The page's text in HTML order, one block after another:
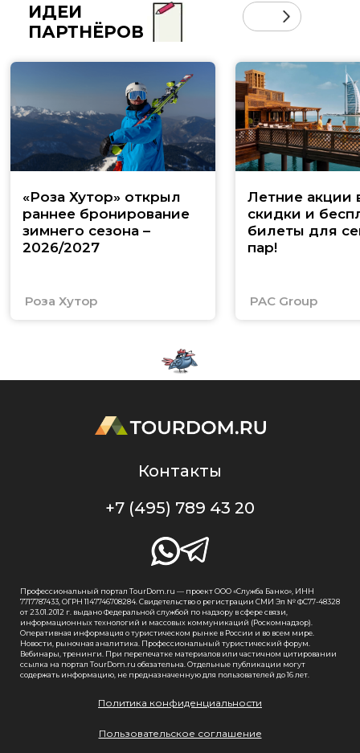
ИДЕИ
ПАРТНЁРОВ
«Роза Хутор» открыл
раннее бронирование
зимнего сезона –
2026/2027
Роза Хутор
Летние акции
скидки и
билеты для
пар!
PAC Group
Контакты
+7 (495) 789 43 20
Профессиональный портал TourDom.ru — проект ООО «Служба Банко», ИНН
7717787433, ОГРН 1147746708284. Свидетельство о регистрации СМИ Эл № ФС77-48328
от 23.01.2012 г. выдано Федеральной службой по надзору в сфере связи,
информационных технологий и массовых коммуникаций (Роскомнадзор).
Оперативная информация о туристическом рынке в России и во всем мире.
Новости, рыночная аналитика. Профессиональный туристический форум.
Вебинары, тренинги. При перепечатке материалов или частичном цитировании
ссылка на портал TourDom.ru обязательна. Отдельные публикации могут
содержать информацию, не предназначенную для пользователей до 16 лет.
Политика конфиденциальности
Пользовательское соглашение